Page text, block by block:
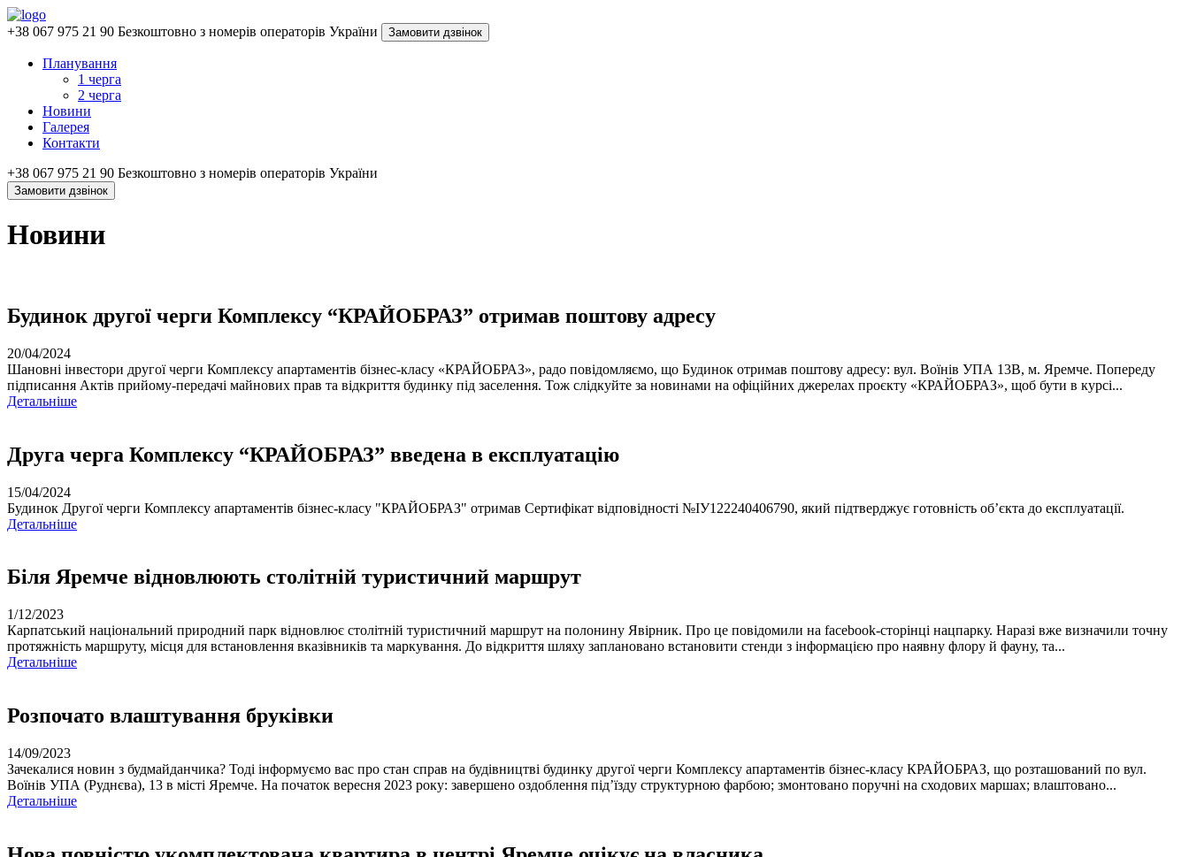
+38 067 975 21 90 Безкоштовно з номерів операторів України Замовити дзвінок
Планування
1 черга
2 черга
Новини
Галерея
Контакти
+38 067 975 21 90 Безкоштовно з номерів операторів України
Замовити дзвінок
Новини
Будинок другої черги Комплексу “КРАЙОБРАЗ” отримав поштову адресу
20/04/2024
Шановні інвестори другої черги Комплексу апартаментів бізнес-класу «КРАЙОБРАЗ», радо повідомляємо, що Будинок отримав поштову адресу: вул. Воїнів УПА 13В, м. Яремче. Попереду
підписання Актів прийому-передачі майнових прав та відкриття будинку під заселення. Тож слідкуйте за новинами на офіційних джерелах проєкту «КРАЙОБРАЗ», щоб бути в курсі...
Детальнiше
Друга черга Комплексу “КРАЙОБРАЗ” введена в експлуатацію
15/04/2024
Будинок Другої черги Комплексу апартаментів бізнес-класу "КРАЙОБРАЗ" отримав Сертифікат відповідності №ІУ122240406790, який підтверджує готовність об’єкта до експлуатації.
Детальнiше
Біля Яремче відновлюють столітній туристичний маршрут
1/12/2023
Карпатський національний природний парк відновлює столітній туристичний маршрут на полонину Явірник. Про це повідомили на facebook-сторінці нацпарку. Наразі вже визначили точну
протяжність маршруту, місця для встановлення вказівників та маркування. До відкриття шляху заплановано встановити стенди з інформацією про наявну флору й фауну, та...
Детальнiше
Розпочато влаштування бруківки
14/09/2023
Зачекалися новин з будмайданчика? Тоді інформуємо вас про стан справ на будівництві будинку другої черги Комплексу апартаментів бізнес-класу КРАЙОБРАЗ, що розташований по вул.
Воїнів УПА (Руднєва), 13 в місті Яремче. На початок вересня 2023 року: завершено оздоблення під’їзду структурною фарбою; змонтовано поручні на сходових маршах; влаштовано...
Детальнiше